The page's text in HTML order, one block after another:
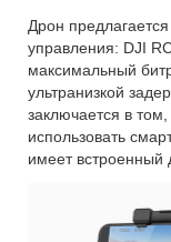
Дрон
управления: DJI
максимальный
ультранизкой
заключается в
использовать
имеет встроенный